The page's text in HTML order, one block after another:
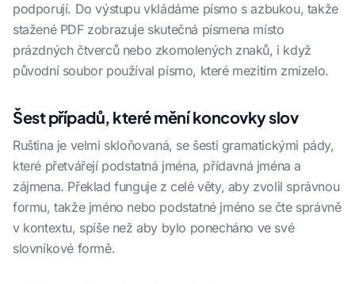
podporují. Do výstupu vkládáme písmo s azbukou, takže
stažené PDF zobrazuje skutečná písmena místo
prázdných čtverců nebo zkomolených znaků, i když
původní soubor používal písmo, které mezitím zmizelo.
Šest případů, které mění koncovky slov
Ruština je velmi skloňovaná, se šesti gramatickými pády,
které přetvářejí podstatná jména, přídavná jména a
zájmena. Překlad funguje z celé věty, aby zvolil správnou
formu, takže jméno nebo podstatné jméno se čte správně
v kontextu, spíše než aby bylo ponecháno ve své
slovníkové formě.